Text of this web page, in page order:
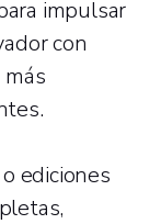
impulsar
con
ediciones